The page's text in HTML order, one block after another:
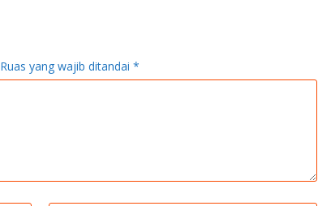
o
Ruas yang wajib ditandai *